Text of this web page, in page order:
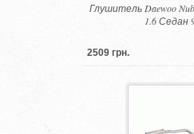
Глушитель Daewoo
1.6 Седан
2509 грн.